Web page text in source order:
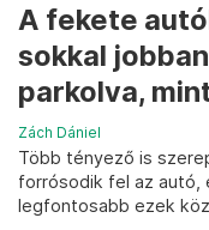
A fekete
sokkal
parkolva,
Zách Dániel
Több tényező is
forrósodik fel az autó,
legfontosabb ezek